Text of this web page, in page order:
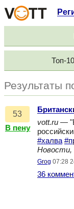
Топ-
Результаты
53
В пену
vott.ru —
#халва
Grog 07:28
36